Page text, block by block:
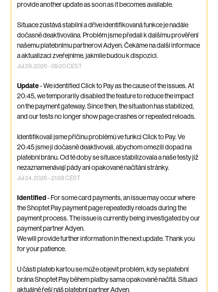
provide another update as soon as it becomes available.
Situace zůstává stabilní a dříve identifikovaná funkce je nadále
dočasně deaktivována. Problém jsme předali k dalšímu prověření
našemu platebnímu partnerovi Adyen. Čekáme na další informace
a aktualizaci zveřejníme, jakmile budou k dispozici.
Jul29,2026-09:20CEST
Update-We identified Click to Pay as the cause of the issues. At
20:45, we temporarily disabled the feature to reduce the impact
on the payment gateway. Since then, the situation has stabilized,
and our tests no longer show page crashes or repeated reloads.
Identifikovali jsme příčinu problémů ve funkci Click to Pay. Ve
20:45 jsme ji dočasně deaktivovali, abychom omezili dopad na
platební bránu. Od té doby se situace stabilizovala a naše testy již
nezaznamenávají pády ani opakované načítání stránky.
Jul24,2026-21:58CEST
Identified-For some card payments, an issue may occur where
the Shoptet Pay payment page repeatedly reloads during the
payment process. The issue is currently being investigated by our
payment partner Adyen.
We will provide further information in the next update. Thank you
for your patience.
U části plateb kartou se může objevit problém, kdy se platební
brána Shoptet Pay během platby sama opakovaně načítá. Situaci
aktuálně řeší náš platební partner Adyen.